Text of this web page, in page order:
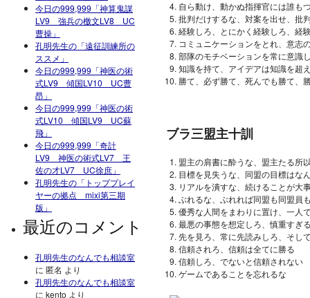
今日の999,999「神算鬼謀
LV9 強兵の檄文LV8 UC
曹操」
孔明先生の「遠征訓練所の
ススメ」
今日の999,999「神医の術
式LV9 傾国LV10 UC曹
昂」
今日の999,999「神医の術
式LV10 傾国LV9 UC蘇
飛」
今日の999,999「奇計
LV9 神医の術式LV7 王
佐の才LV7 UC徐庶」
孔明先生の「トッププレイ
ヤーの拠点 mixi第三期
版」
最近のコメント
孔明先生のなんでも相談室
に 匿名 より
孔明先生のなんでも相談室
に kento より
自ら動け、動かぬ指揮官には誰も
批判だけするな、対案を出せ、批
経験しろ、とにかく経験しろ、経
コミュニケーションをとれ、意志
部隊のモチベーションを常に意識
知識を持て、アイデアは知識を超
勝て、必ず勝て、死んでも勝て、
ブラ三盟主十訓
盟主の肩書に酔うな、盟主たる所
目標を見失うな、同盟の目標はな
リアルを潰すな、続けることが大
ぶれるな、ぶれれば同盟も同盟員
優秀な人間をまわりに置け、一人
最悪の事態を想定しろ、慎重すぎ
先を見ろ、常に先読みしろ、そし
信頼されろ、信頼は全てに勝る
信頼しろ、でないと信頼されない
ゲームであることを忘れるな